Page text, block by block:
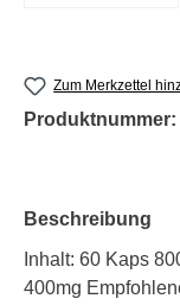
Zum Merkzettel
Produktnummer:
Beschreibung
Inhalt: 60 Kaps
400mg